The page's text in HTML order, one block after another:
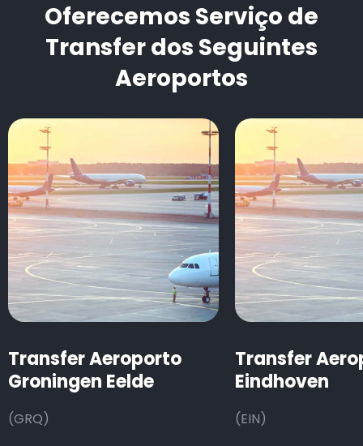
Oferecemos Serviço de
Transfer dos Seguintes
Aeroportos
Transfer Aeroporto
Groningen Eelde
(GRQ)
Transfer
Eindhoven
(EIN)